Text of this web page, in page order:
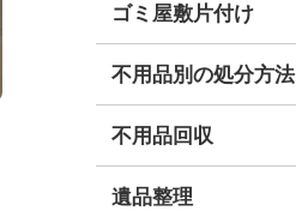
ゴミ屋敷片付け
不用品別の処分方法
不用品回収
遺品整理